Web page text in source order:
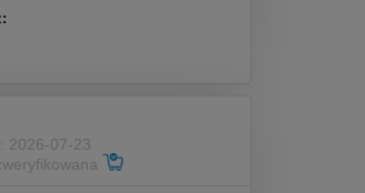
2026-07-23